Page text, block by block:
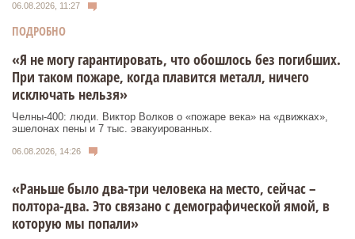
06.08.2026, 11:27
ПОДРОБНО
«Я не могу гарантировать, что обошлось без погибших.
При таком пожаре, когда плавится металл, ничего
исключать нельзя»
Челны-400: люди. Виктор Волков о «пожаре века» на «движках»,
эшелонах пены и 7 тыс. эвакуированных.
06.08.2026, 14:26
«Раньше было два-три человека на место, сейчас –
полтора-два. Это связано с демографической ямой, в
которую мы попали»